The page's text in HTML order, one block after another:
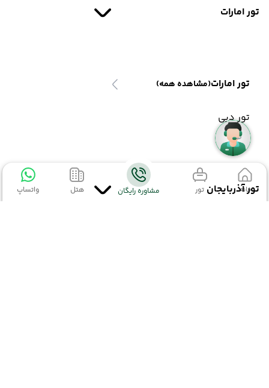
تور امارات
تور امارات(مشاهده همه)
تور دبی
تور آذربایجان
خانه تور مشاوره رایگان هتل واتساپ